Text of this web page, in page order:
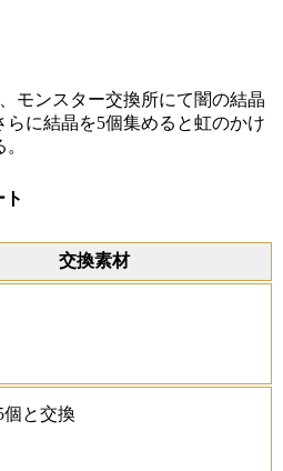
モンスター交換所にて闇の結晶
らに結晶を5個集めると虹のかけ
交換素材
個と交換